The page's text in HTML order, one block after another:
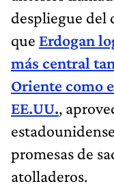
despliegue del
que Erdogan
más central
Oriente como
EE.UU.,
promesas de
atolladeros.